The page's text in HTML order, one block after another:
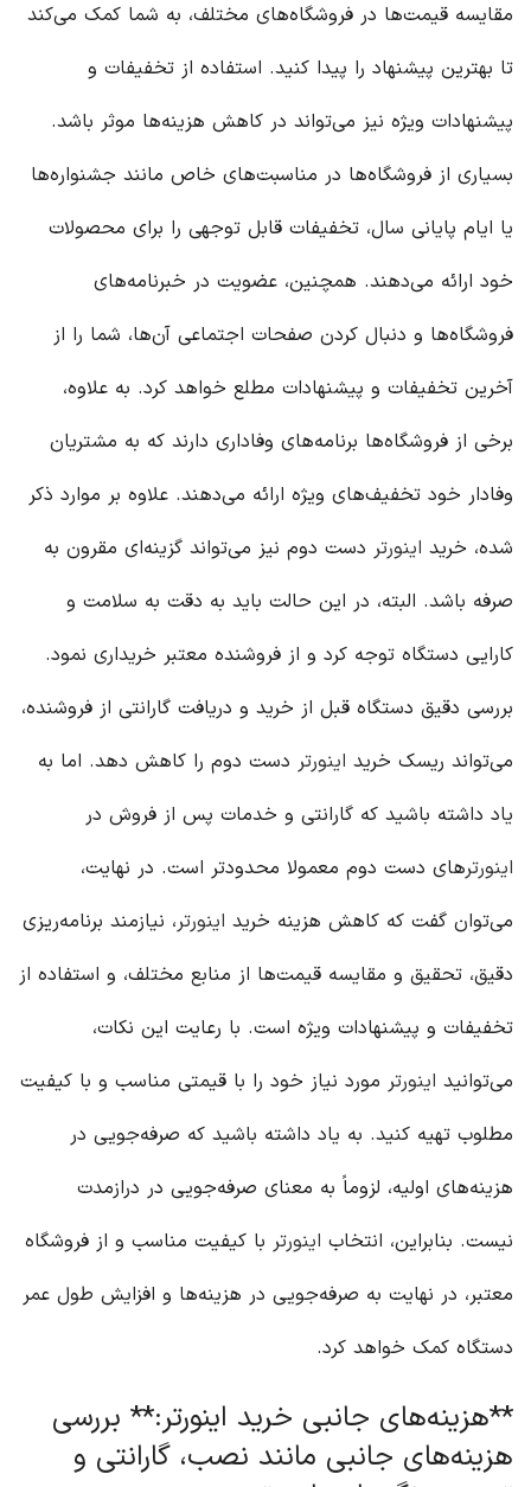
مقایسه قیمت‌ها در فروشگاه‌های مختلف، به شما کمک می‌کند
تا بهترین پیشنهاد را پیدا کنید. استفاده از تخفیفات و
پیشنهادات ویژه نیز می‌تواند در کاهش هزینه‌ها موثر باشد.
بسیاری از فروشگاه‌ها در مناسبت‌های خاص مانند جشنواره‌ها
یا ایام پایانی سال، تخفیفات قابل توجهی را برای محصولات
خود ارائه می‌دهند. همچنین، عضویت در خبرنامه‌های
فروشگاه‌ها و دنبال کردن صفحات اجتماعی آن‌ها، شما را از
آخرین تخفیفات و پیشنهادات مطلع خواهد کرد. به علاوه،
برخی از فروشگاه‌ها برنامه‌های وفاداری دارند که به مشتریان
وفادار خود تخفیف‌های ویژه ارائه می‌دهند. علاوه بر موارد ذکر
شده، خرید اینورتر دست دوم نیز می‌تواند گزینه‌ای مقرون به
صرفه باشد. البته، در این حالت باید به دقت به سلامت و
کارایی دستگاه توجه کرد و از فروشنده معتبر خریداری نمود.
بررسی دقیق دستگاه قبل از خرید و دریافت گارانتی از فروشنده،
می‌تواند ریسک خرید اینورتر دست دوم را کاهش دهد. اما به
یاد داشته باشید که گارانتی و خدمات پس از فروش در
اینورترهای دست دوم معمولا محدودتر است. در نهایت،
می‌توان گفت که کاهش هزینه خرید اینورتر، نیازمند برنامه‌ریزی
دقیق، تحقیق و مقایسه قیمت‌ها از منابع مختلف، و استفاده از
تخفیفات و پیشنهادات ویژه است. با رعایت این نکات،
می‌توانید اینورتر مورد نیاز خود را با قیمتی مناسب و با کیفیت
مطلوب تهیه کنید. به یاد داشته باشید که صرفه‌جویی در
هزینه‌های اولیه، لزوماً به معنای صرفه‌جویی در درازمدت
نیست. بنابراین، انتخاب اینورتر با کیفیت مناسب و از فروشگاه
معتبر، در نهایت به صرفه‌جویی در هزینه‌ها و افزایش طول عمر
دستگاه کمک خواهد کرد.
**هزینه‌های جانبی خرید اینورتر:** بررسی
هزینه‌های جانبی مانند نصب، گارانتی و